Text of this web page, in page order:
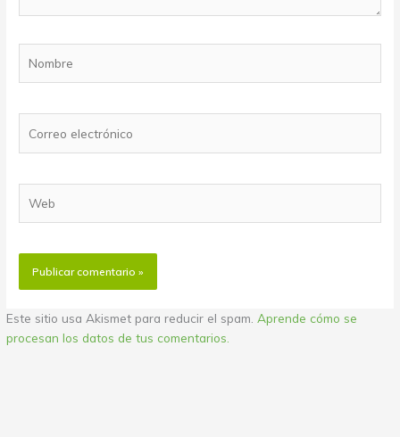
electrónico
Este sitio usa Akismet para reducir el spam. Aprende cómo se
procesan los datos de tus comentarios.